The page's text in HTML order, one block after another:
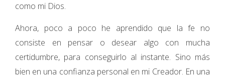
como mi Dios.
Ahora, poco a poco he aprendido que la fe no
consiste en pensar o desear algo con mucha
certidumbre, para conseguirlo al instante. Sino más
bien en una confianza personal en mi Creador. En una